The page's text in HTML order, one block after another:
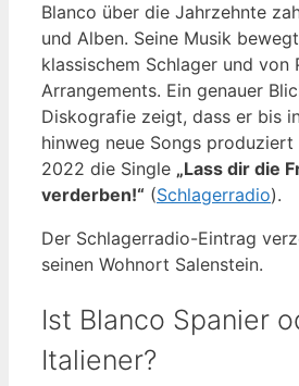
Blanco über die Jahrzehnte
und Alben. Seine Musik
klassischem Schlager und von
Arrangements. Ein genauer
Diskografie zeigt, dass er bis
hinweg neue Songs
2022 die Single „Lass dir die
verderben!“ (Schlagerradio).
Der Schlagerradio-Eintrag
seinen Wohnort Salenstein.
Ist Blanco Spanier
Italiener?